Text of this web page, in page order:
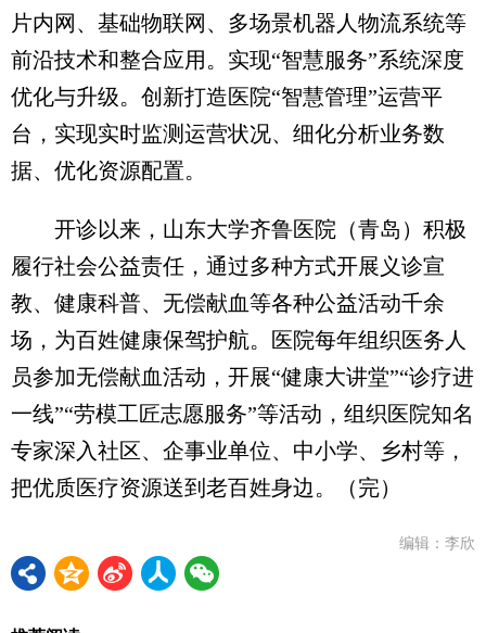
片内网、基础物联网、多场景机器人物流系统等
前沿技术和整合应用。实现“智慧服务”系统深度
优化与升级。创新打造医院“智慧管理”运营平
台，实现实时监测运营状况、细化分析业务数
据、优化资源配置。
开诊以来，山东大学齐鲁医院（青岛）积极
履行社会公益责任，通过多种方式开展义诊宣
教、健康科普、无偿献血等各种公益活动千余
场，为百姓健康保驾护航。医院每年组织医务人
员参加无偿献血活动，开展“健康大讲堂”“诊疗进
一线”“劳模工匠志愿服务”等活动，组织医院知名
专家深入社区、企事业单位、中小学、乡村等，
把优质医疗资源送到老百姓身边。（完）
编辑：李欣